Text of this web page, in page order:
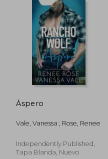
₡ 12.603
Áspero
Vale, Vanessa ; Rose, Renee
Independently Published,
Tapa Blanda, Nuevo